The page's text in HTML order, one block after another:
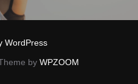
WordPress
by WPZOOM